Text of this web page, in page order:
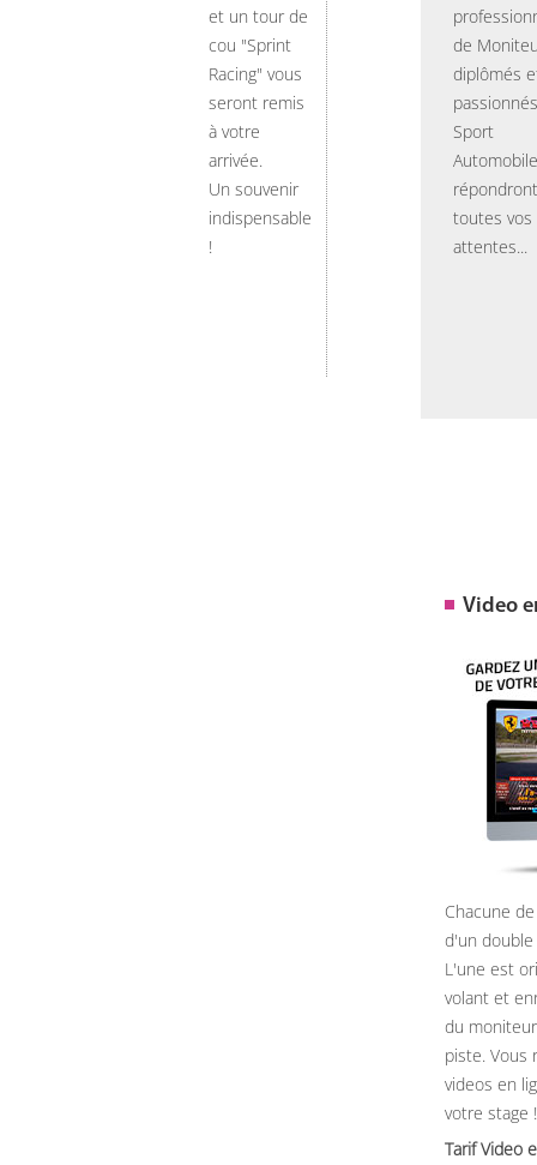
et un tour de
cou "Sprint
Racing" vous
seront remis
à votre
arrivée.
Un souvenir
indispensable
!
de
diplômés
Sport
Automobile
toutes vos
attentes...
Video
Chacune
d'un
L'une est
volant et
du
piste. Vous
videos en
votre stage !
Tarif Video